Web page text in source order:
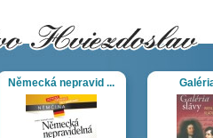
Německá nepravid ...